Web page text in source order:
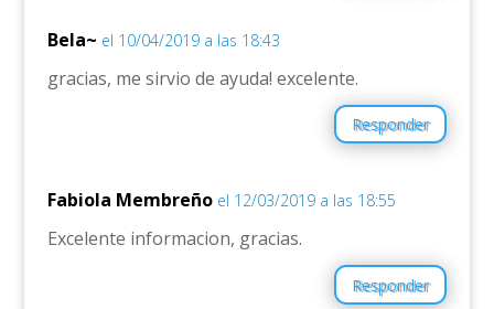
Bela~ el 10/04/2019 a las 18:43
gracias, me sirvio de ayuda! excelente.
Responder
Fabiola Membreño el 12/03/2019 a las 18:55
Excelente informacion, gracias.
Responder